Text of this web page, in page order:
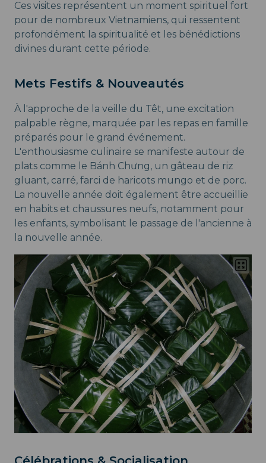
Ces visites représentent un moment spirituel fort
pour de nombreux Vietnamiens, qui ressentent
profondément la spiritualité et les bénédictions
divines durant cette période.
Mets Festifs & Nouveautés
À l'approche de la veille du Têt, une excitation
palpable règne, marquée par les repas en famille
préparés pour le grand événement.
L'enthousiasme culinaire se manifeste autour de
plats comme le Bánh Chưng, un gâteau de riz
gluant, carré, farci de haricots mungo et de porc.
La nouvelle année doit également être accueillie
en habits et chaussures neufs, notamment pour
les enfants, symbolisant le passage de l'ancienne à
la nouvelle année.